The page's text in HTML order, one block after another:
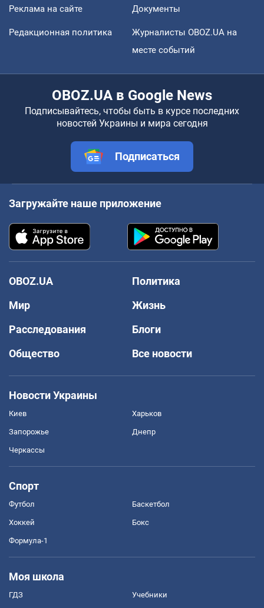
Реклама на сайте Документы
Редакционная политика
Журналисты OBOZ.UA на
месте событий
OBOZ.UA в Google News
Подписывайтесь, чтобы быть в курсе последних
новостей Украины и мира сегодня
Подписаться
Загружайте наше приложение
OBOZ.UA
Политика
Мир
Жизнь
Расследования
Блоги
Общество
Все новости
Новости Украины
Киев Харьков
Запорожье Днепр
Черкассы
Спорт
Футбол Баскетбол
Хоккей Бокс
Формула-1
Моя школа
ГДЗ Учебники